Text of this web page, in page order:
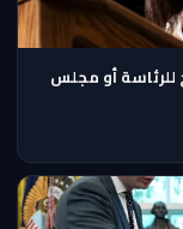
للرئاسة أو مجلس